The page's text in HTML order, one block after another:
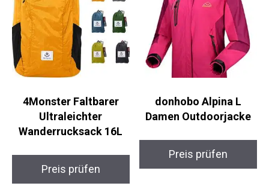
4Monster Faltbarer
Ultraleichter
Wanderrucksack 16L
Preis prüfen
donhobo Alpina L
Damen Outdoorjacke
Preis prüfen